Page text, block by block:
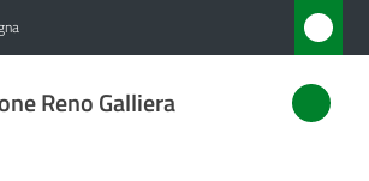
Reno Galliera